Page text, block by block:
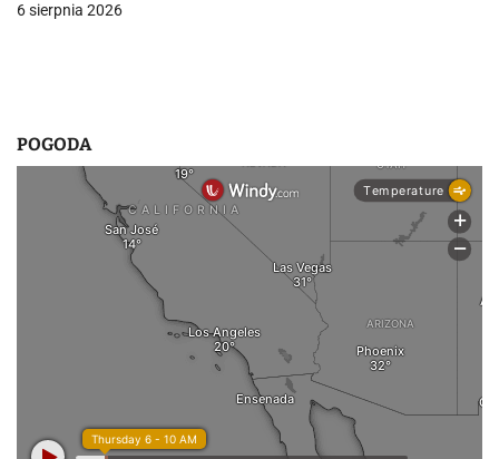
u
6 sierpnia 2026
POGODA